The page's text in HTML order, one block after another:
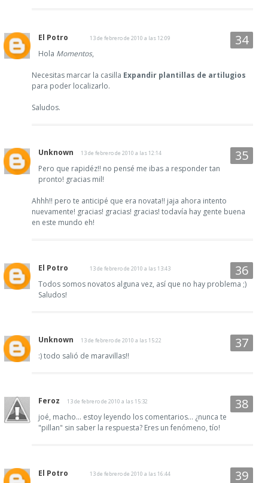
El Potro 13 de febrero de 2010 a las 12:09
Hola Momentos,
Necesitas marcar la casilla Expandir plantillas de artilugios
para poder localizarlo.
Saludos.
Unknown 13 de febrero de 2010 a las 12:14
Pero que rapidéz!! no pensé me ibas a responder tan
pronto! gracias mil!
Ahhh!! pero te anticipé que era novata!! jaja ahora intento
nuevamente! gracias! gracias! gracias! todavía hay gente buena
en este mundo eh!
El Potro 13 de febrero de 2010 a las 13:43
Todos somos novatos alguna vez, así que no hay problema ;)
Saludos!
Unknown 13 de febrero de 2010 a las 15:22
:) todo salió de maravillas!!
Feroz 13 de febrero de 2010 a las 15:32
joé, macho... estoy leyendo los comentarios... ¿nunca te
"pillan" sin saber la respuesta? Eres un fenómeno, tío!
El Potro 13 de febrero de 2010 a las 16:44